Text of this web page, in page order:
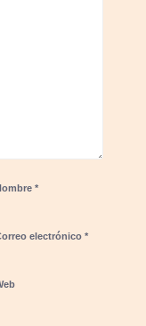
*
electrónico*